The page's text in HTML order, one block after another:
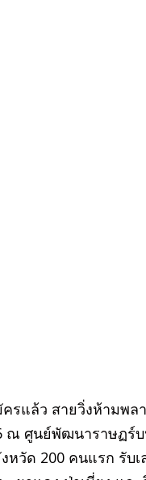
รแล้ว สายวิ่งห้ามพลา
ณ ศูนย์พัฒนาราษฏร์บ
หวัด 200 คนแรก รั